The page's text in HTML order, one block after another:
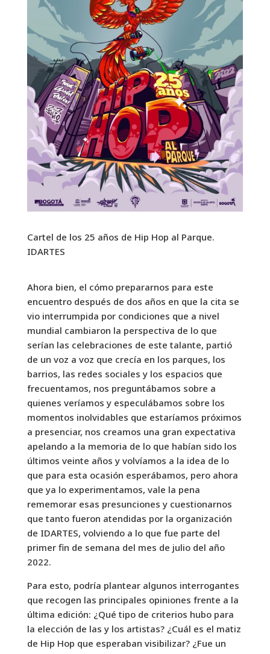
Cartel de los 25 años de Hip Hop al Parque.
IDARTES
Ahora bien, el cómo prepararnos para este
encuentro después de dos años en que la cita se
vio interrumpida por condiciones que a nivel
mundial cambiaron la perspectiva de lo que
serían las celebraciones de este talante, partió
de un voz a voz que crecía en los parques, los
barrios, las redes sociales y los espacios que
frecuentamos, nos preguntábamos sobre a
quienes veríamos y especulábamos sobre los
momentos inolvidables que estaríamos próximos
a presenciar, nos creamos una gran expectativa
apelando a la memoria de lo que habían sido los
últimos veinte años y volvíamos a la idea de lo
que para esta ocasión esperábamos, pero ahora
que ya lo experimentamos, vale la pena
rememorar esas presunciones y cuestionarnos
que tanto fueron atendidas por la organización
de IDARTES, volviendo a lo que fue parte del
primer fin de semana del mes de julio del año
2022.
Para esto, podría plantear algunos interrogantes
que recogen las principales opiniones frente a la
última edición: ¿Qué tipo de criterios hubo para
la elección de las y los artistas? ¿Cuál es el matiz
de Hip Hop que esperaban visibilizar? ¿Fue un